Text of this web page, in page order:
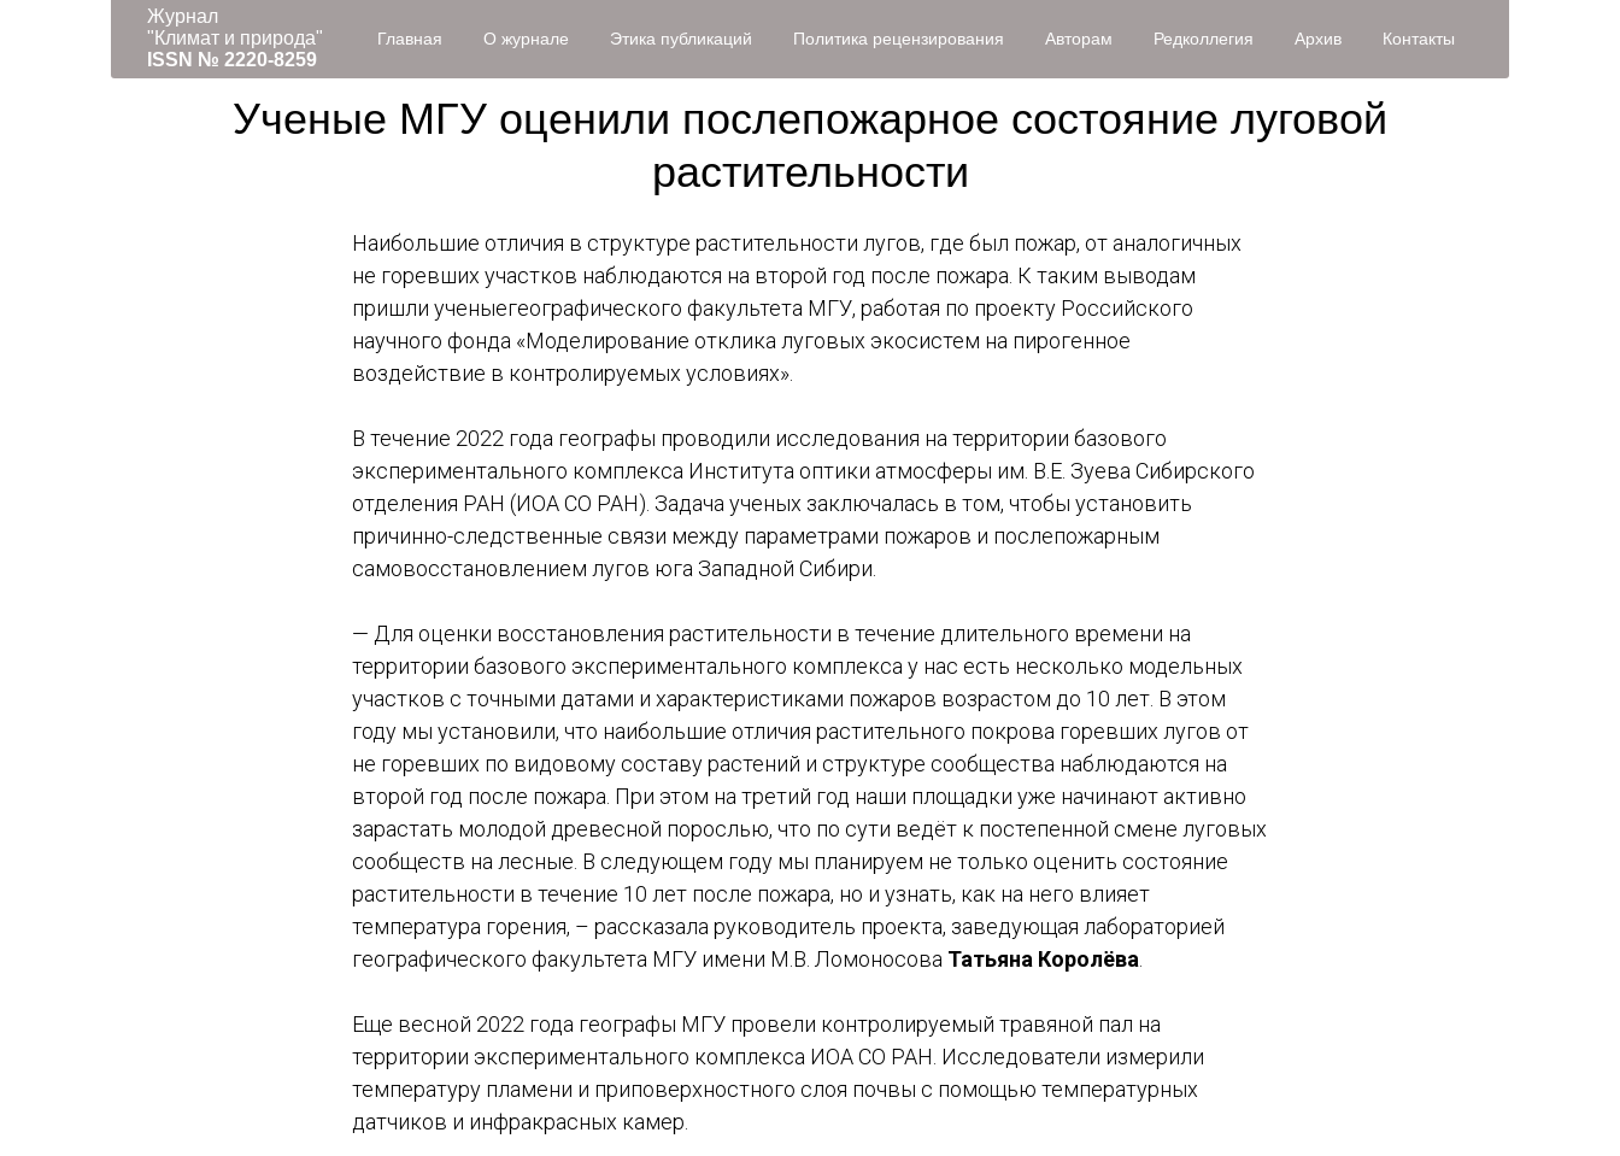
Журнал
"Климат и природа"
ISSN № 2220-8259
Главная О журнале Этика публикаций Политика рецензирования Авторам Редколлегия Архив Контакты
Ученые МГУ оценили послепожарное состояние луговой
растительности
Наибольшие отличия в структуре растительности лугов, где был пожар, от аналогичных
не горевших участков наблюдаются на второй год после пожара. К таким выводам
пришли ученыегеографического факультета МГУ, работая по проекту Российского
научного фонда «Моделирование отклика луговых экосистем на пирогенное
воздействие в контролируемых условиях».
В течение 2022 года географы проводили исследования на территории базового
экспериментального комплекса Института оптики атмосферы им. В.Е. Зуева Сибирского
отделения РАН (ИОА СО РАН). Задача ученых заключалась в том, чтобы установить
причинно-следственные связи между параметрами пожаров и послепожарным
самовосстановлением лугов юга Западной Сибири.
— Для оценки восстановления растительности в течение длительного времени на
территории базового экспериментального комплекса у нас есть несколько модельных
участков с точными датами и характеристиками пожаров возрастом до 10 лет. В этом
году мы установили, что наибольшие отличия растительного покрова горевших лугов от
не горевших по видовому составу растений и структуре сообщества наблюдаются на
второй год после пожара. При этом на третий год наши площадки уже начинают активно
зарастать молодой древесной порослью, что по сути ведёт к постепенной смене луговых
сообществ на лесные. В следующем году мы планируем не только оценить состояние
растительности в течение 10 лет после пожара, но и узнать, как на него влияет
температура горения, – рассказала руководитель проекта, заведующая лабораторией
географического факультета МГУ имени М.В. Ломоносова Татьяна Королёва
Еще весной 2022 года географы МГУ провели контролируемый травяной пал на
территории экспериментального комплекса ИОА СО РАН. Исследователи измерили
температуру пламени и приповерхностного слоя почвы с помощью температурных
датчиков и инфракрасных камер.